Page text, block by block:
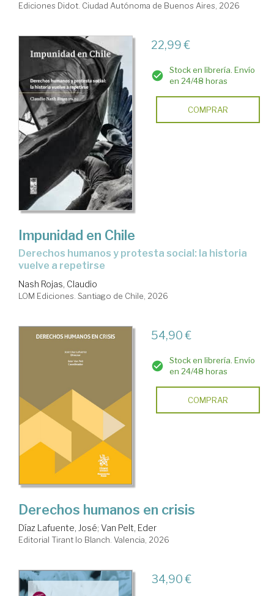
Ediciones Didot. Ciudad Autónoma de Buenos Aires, 2026
22,99 €
Stock en librería. Envío
en 24/48 horas
COMPRAR
Impunidad en Chile
Derechos humanos y protesta social: la historia
vuelve a repetirse
Nash Rojas, Claudio
LOM Ediciones. Santiago de Chile, 2026
54,90 €
Stock en librería. Envío
en 24/48 horas
COMPRAR
Derechos humanos en crisis
Díaz Lafuente, José; Van Pelt, Eder
Editorial Tirant lo Blanch. Valencia, 2026
34,90 €